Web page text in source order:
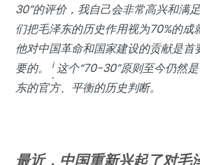
30”的评价，我自己会非常高兴和满
们把毛泽东的历史作用视为70%的成
他对中国革命和国家建设的贡献是首
要的。
i这个“70-30”原则至今仍然
东的官方、平衡的历史判断。
最近，中国重新兴起了对毛